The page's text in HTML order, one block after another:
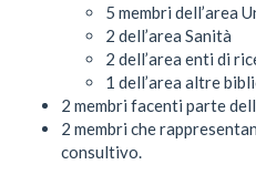
5 membri dell’area
2 dell’area Sanità
2 dell’area enti di
1 dell’area altre
2 membri facenti parte
2 membri che
consultivo.